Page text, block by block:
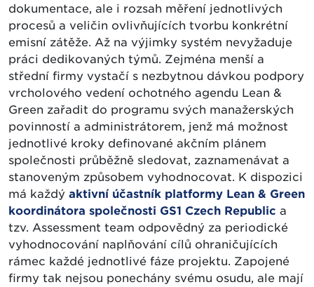
dokumentace, ale i rozsah měření jednotlivých
procesů a veličin ovlivňujících tvorbu konkrétní
emisní zátěže. Až na výjimky systém nevyžaduje
práci dedikovaných týmů. Zejména menší a
střední firmy vystačí s nezbytnou dávkou podpory
vrcholového vedení ochotného agendu Lean &
Green zařadit do programu svých manažerských
povinností a administrátorem, jenž má možnost
jednotlivé kroky definované akčním plánem
společnosti průběžně sledovat, zaznamenávat a
stanoveným způsobem vyhodnocovat. K dispozici
má každý aktivní účastník platformy Lean & Green
koordinátora společnosti GS1 Czech Republic a
tzv. Assessment team odpovědný za periodické
vyhodnocování naplňování cílů ohraničujících
rámec každé jednotlivé fáze projektu. Zapojené
firmy tak nejsou ponechány svému osudu, ale mají